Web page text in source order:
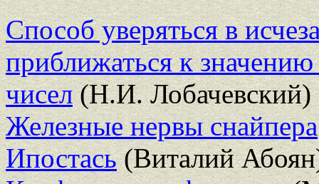
Способ уверяться в
приближаться к
чисел(Н.И. Лобачевский)
Железные нервы снайпера
Ипостась(Виталий